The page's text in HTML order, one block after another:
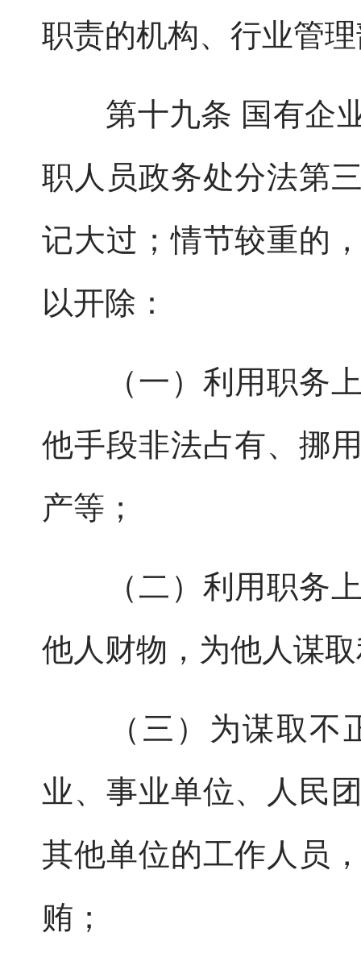
职责的机构、行业管
第十九条 国有企业
职人员政务处分法第
记大过；情节较重的
以开除：
（一）利用职务上
他手段非法占有、挪
产等；
（二）利用职务上
他人财物，为他人谋
（三）为谋取不正
业、事业单位、人民
其他单位的工作人员
贿；